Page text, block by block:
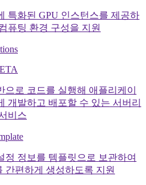
특화된 GPU 인스턴스를 제공하
퓨팅 환경 구성을 지원
으로 코드를 실행해 애플리케이
개발하고 배포할 수 있는 서버리
비스
정 정보를 템플릿으로 보관하여
간편하게 생성하도록 지원